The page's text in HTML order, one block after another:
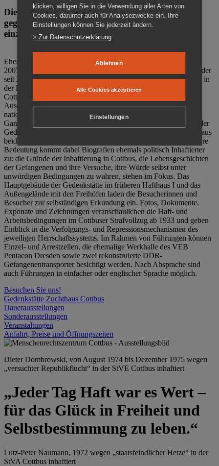
Die Gedenkstätte Zuchthaus Cottbus ist ein Ort
gegen das Vergessen. Anschaulich, nah und
einzigartig.
Ehemalige politische Häftlinge der DDR gründeten im Oktober
2007 den Verein Menschenrechtszentrum Cottbus e. V. (MRZ), der
seit 2011 Eigentümer des ehemaligen Gefängnisses (1860-2002) in
der Bautzener Straße und Träger der Gedenkstätte Zuchthaus
Cottbus ist. Im Zentrum der Arbeit der Gedenkstätte steht die
Auseinandersetzung mit politischem Unrecht während der
nationalsozialistischen Terrorherrschaft und der SED-Diktatur.
Ganzjährig zeigen mehrere Dauer- und Sonderausstellungen in der
Gedenkstätte Zuchthaus Cottbus Beispiele politischen Unrechts aus
beiden deutschen Diktaturen des 20. Jahrhunderts. Eine besondere
Bedeutung kommt dabei Biografien ehemals politisch Inhaftierter
zu: die Gründe der Inhaftierung in Cottbus, die Lebensgeschichten
der Gefangenen und ihre Versuche, ihre Würde selbst unter
unwürdigen Bedingungen zu wahren, stehen im Fokus. Das
Hauptgebäude der Gedenkstätte im früheren Hafthaus I und das
Außengelände mit den Freihöfen laden die Besucherinnen und
Besucher zur selbständigen Erkundung ein. Fotos, Dokumente,
Exponate und Zeichnungen veranschaulichen die Haft- und
Arbeitsbedingungen im Cottbuser Strafvollzug ab 1933 und geben
Einblick in die Verfolgungs- und Repressionsmechanismen des
jeweiligen Herrschaftssystems. Im Rahmen von Führungen können
Einzel- und Arrestzellen, die ehemalige Werkhalle des VEB
Pentacon Dresden sowie zwei rekonstruierte DDR-
Gefangenentransporter besichtigt werden. Nach Absprache sind
auch Führungen in einfacher oder englischer Sprache möglich.
Besuchen Sie uns!
Gedenkstätte Zuchthaus Cottbus
Dauerausstellungen
Sonderausstellungen
Veranstaltungen
Anfahrt, Preise und Öffnungszeiten
Dieter Dombrowski, von August 1974 bis Dezember 1975 wegen
„versuchter Republikflucht“ in der StVE Cottbus inhaftiert
„Jeder Tag Haft war es Wert –
für das Glück in Freiheit und
Selbstbestimmung zu leben.“
Lutz-Peter Naumann, 1972 wegen „staatsfeindlicher Hetze“ in der
StVA Cottbus inhaftiert
klicken, willigen Sie in die Verwendung aller Arten von
Cookies, darunter auch für Analysezwecke ein. Ihre
Einstellungen können Sie jederzeit ändern.
> Zur Datenschutzerklärung
Ablehnen
Alle Cookies akzeptieren
Einstellungen